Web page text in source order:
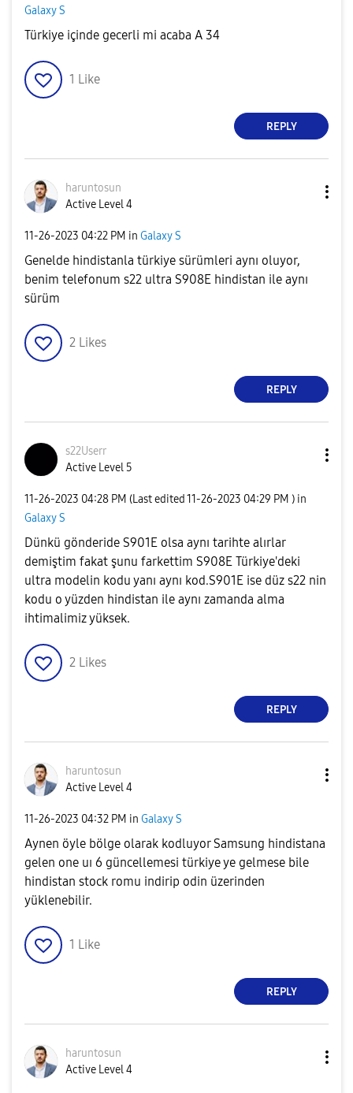
Galaxy S
Türkiye içinde gecerli mi acaba A 34
1 Like
REPLY
haruntosun
Active Level 4
‎11-26-2023 04:22 PM in Galaxy S
Genelde hindistanla türkiye sürümleri aynı oluyor,
benim telefonum s22 ultra S908E hindistan ile aynı
sürüm
2 Likes
REPLY
s22Userr
Active Level 5
‎11-26-2023 04:28 PM (Last edited ‎11-26-2023 04:29 PM ) in
Galaxy S
Dünkü gönderide S901E olsa aynı tarihte alırlar
demiştim fakat şunu farkettim S908E Türkiye'deki
ultra modelin kodu yanı aynı kod.S901E ise düz s22 nin
kodu o yüzden hindistan ile aynı zamanda alma
ihtimalimiz yüksek.
2 Likes
REPLY
haruntosun
Active Level 4
‎11-26-2023 04:32 PM in Galaxy S
Aynen öyle bölge olarak kodluyor Samsung hindistana
gelen one uı 6 güncellemesi türkiye ye gelmese bile
hindistan stock romu indirip odin üzerinden
yüklenebilir.
1 Like
REPLY
haruntosun
Active Level 4